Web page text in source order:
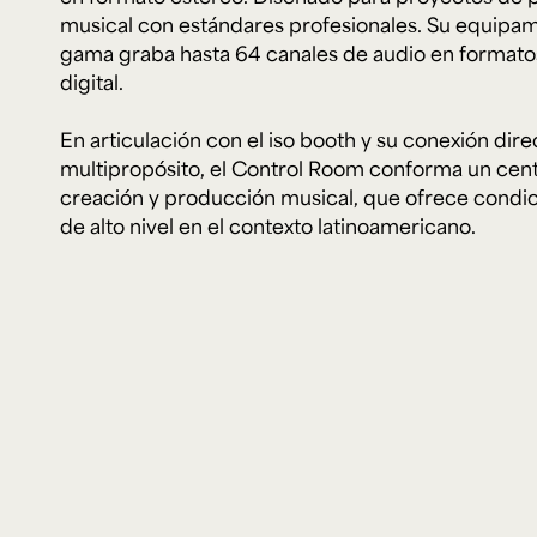
Configuración de
Universidad de los Andes | Vigilada
jurídica: Resolución 28 del 23 de febrero
Calle 19A #1 - 37 Este. Bloque K.
[+57] (601) 339 4949
musical con estándares profesionales. Su
gama graba hasta 64 canales de audio en
digital.
En articulación con el iso booth y su conexión
multipropósito, el Control Room conforma un
creación y producción musical, que ofrece
de alto nivel en el contexto latinoamericano.